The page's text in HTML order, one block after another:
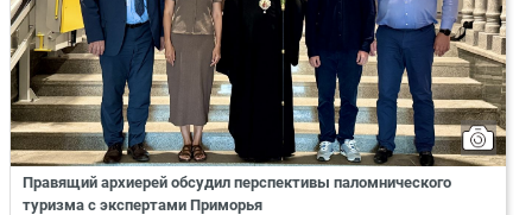
Правящий архиерей обсудил перспективы паломнического
туризма с экспертами Приморья